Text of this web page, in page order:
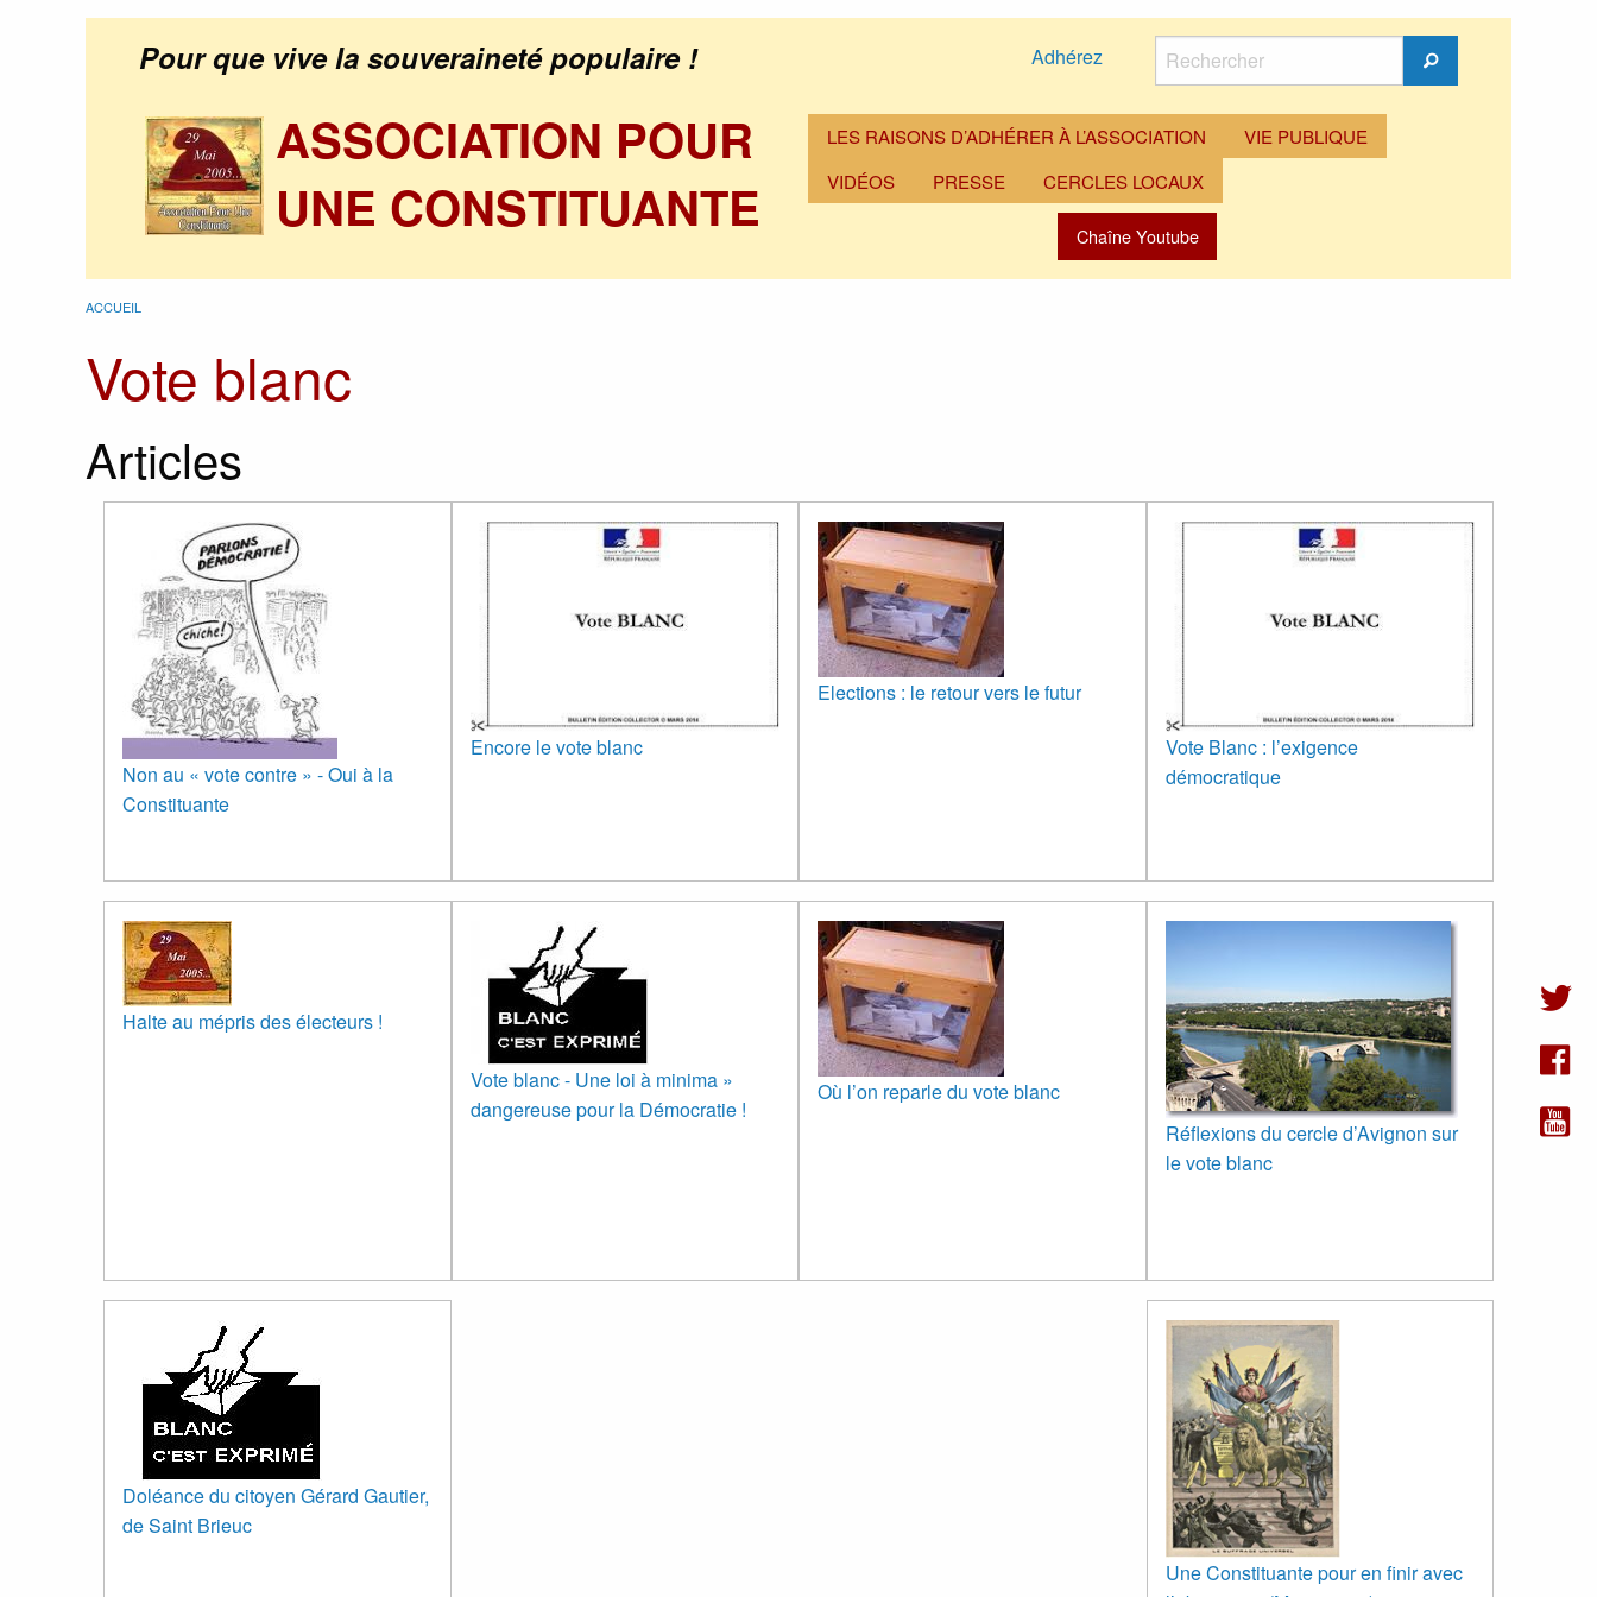
Pour que vive la souveraineté populaire ! Adhérez
Rechercher
Rechercher
ASSOCIATION POUR
UNE CONSTITUANTE
LES RAISONS D’ADHÉRER À L’ASSOCIATION
VIE PUBLIQUE
VIDÉOS
PRESSE CERCLES LOCAUX
Chaîne Youtube
ACCUEIL
Vote blanc
Articles
Non au « vote contre » - Oui à la
Constituante
Encore le vote blanc
Elections : le retour vers le futur
Vote Blanc : l’exigence
démocratique
Halte au mépris des électeurs !
Vote blanc - Une loi à minima »
dangereuse pour la Démocratie !
Où l’on reparle du vote blanc
Réflexions du cercle d’Avignon sur
le vote blanc
Doléance du citoyen Gérard Gautier,
de Saint Brieuc
Une Constituante pour en finir avec